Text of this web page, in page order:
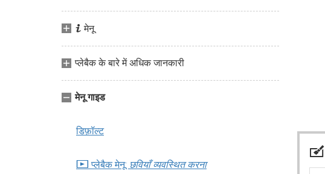
i मेनू
प्लेबैक के बारे में अधिक जानकारी
मेनू गाइड
डिफ़ॉल्ट
D प्लेबैक मेनू: छवियाँ व्यवस्थित करना
N